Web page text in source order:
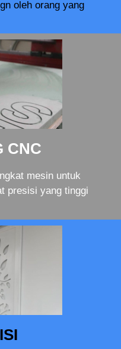
oleh orang yang
CNC
mesin untuk
presisi yang tinggi